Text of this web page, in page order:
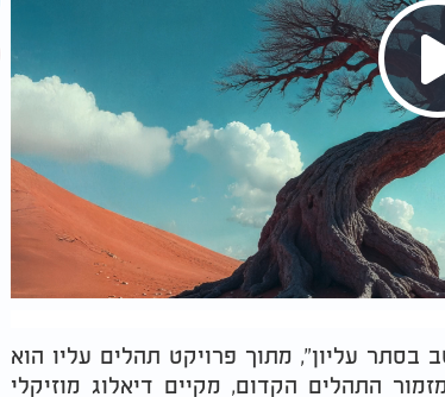
בסתר עליון", מתוך פרויקט תהלים עליו הוא
התהלים הקדום, מקיים דיאלוג מוזיקלי